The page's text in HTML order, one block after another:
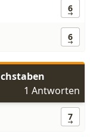
6
6
1 Antworten
7